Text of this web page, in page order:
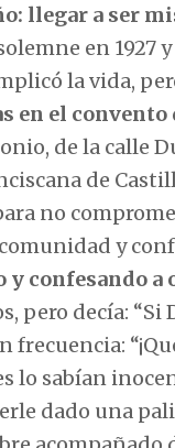
llegar a ser
en 1927
la vida,
en el convento
de la calle
de
no
y
confesando a
pero decía: “Si
frecuencia:
sabían
dado una